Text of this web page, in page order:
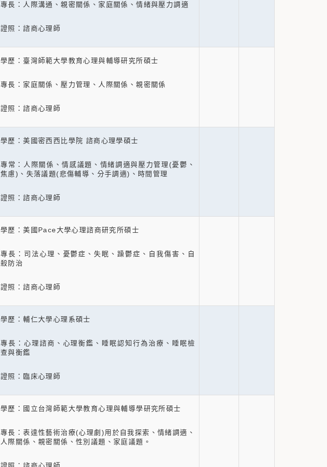
專長：人際溝通、親密關係、家庭關係、情緒與壓力調適
證照：諮商心理師
學歷：臺灣師範大學教育心理與輔導研究所碩士
專長：家庭關係、壓力管理、人際關係、親密關係
證照：諮商心理師
學歷：美國密西西比學院 諮商心理學碩士
專常：人際關係、情感議題、情緒調適與壓力管理(憂鬱、
焦慮)、失落議題(悲傷輔導、分手調適)、時間管理
證照：諮商心理師
學歷：美國Pace大學心理諮商研究所碩士
專長：司法心理、憂鬱症、失眠、躁鬱症、自我傷害、自
殺防治
證照：諮商心理師
學歷：輔仁大學心理系碩士
專長：心理諮商、心理衡鑑、睡眠認知行為治療、睡眠檢
查與衡鑑
證照：臨床心理師
學歷：國立台灣師範大學教育心理與輔導學研究所碩士
專長：表達性藝術治療(心理劇)用於自我探索、情緒調適、
人際關係、親密關係、性別議題、家庭議題。